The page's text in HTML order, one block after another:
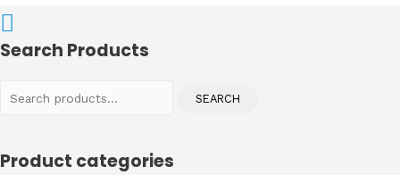
Search Products
SEARCH
Product categories